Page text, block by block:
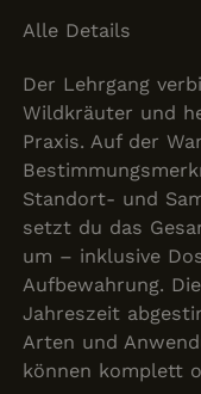
Alle Details
Der Lehrgang
Wildkräuter und
Praxis. Auf der
Standort- und
setzt du das
um – inklusive
Aufbewahrung.
Jahreszeit
Arten und
können komplett